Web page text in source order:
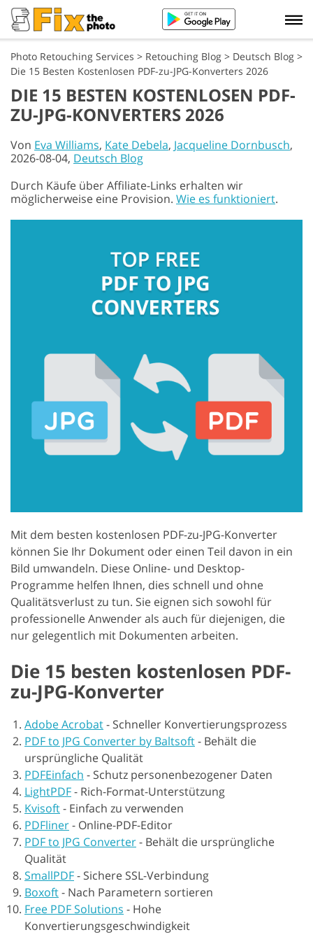
Photo Retouching Services > Retouching Blog > Deutsch Blog >
Die 15 Besten Kostenlosen PDF-zu-JPG-Konverters 2026
DIE 15 BESTEN KOSTENLOSEN PDF-
ZU-JPG-KONVERTERS 2026
Von Eva Williams, Kate Debela, Jacqueline Dornbusch,
2026-08-04, Deutsch Blog
Durch Käufe über Affiliate-Links erhalten wir
möglicherweise eine Provision. Wie es funktioniert.
Mit dem besten kostenlosen PDF-zu-JPG-Konverter
können Sie Ihr Dokument oder einen Teil davon in ein
Bild umwandeln. Diese Online- und Desktop-
Programme helfen Ihnen, dies schnell und ohne
Qualitätsverlust zu tun. Sie eignen sich sowohl für
professionelle Anwender als auch für diejenigen, die
nur gelegentlich mit Dokumenten arbeiten.
Die 15 besten kostenlosen PDF-
zu-JPG-Konverter
Adobe Acrobat- Schneller Konvertierungsprozess
PDF to JPG Converter by Baltsoft- Behält die
ursprüngliche Qualität
PDFEinfach - Schutz personenbezogener Daten
LightPDF- Rich-Format-Unterstützung
Kvisoft- Einfach zu verwenden
PDFliner- Online-PDF-Editor
PDF to JPG Converter- Behält die ursprüngliche
Qualität
SmallPDF- Sichere SSL-Verbindung
Boxoft- Nach Parametern sortieren
Free PDF Solutions - Hohe
Konvertierungsgeschwindigkeit